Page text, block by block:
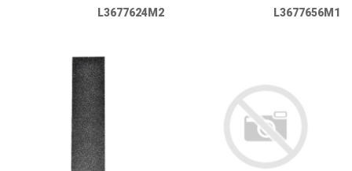
L3677624M2 L3677656M1